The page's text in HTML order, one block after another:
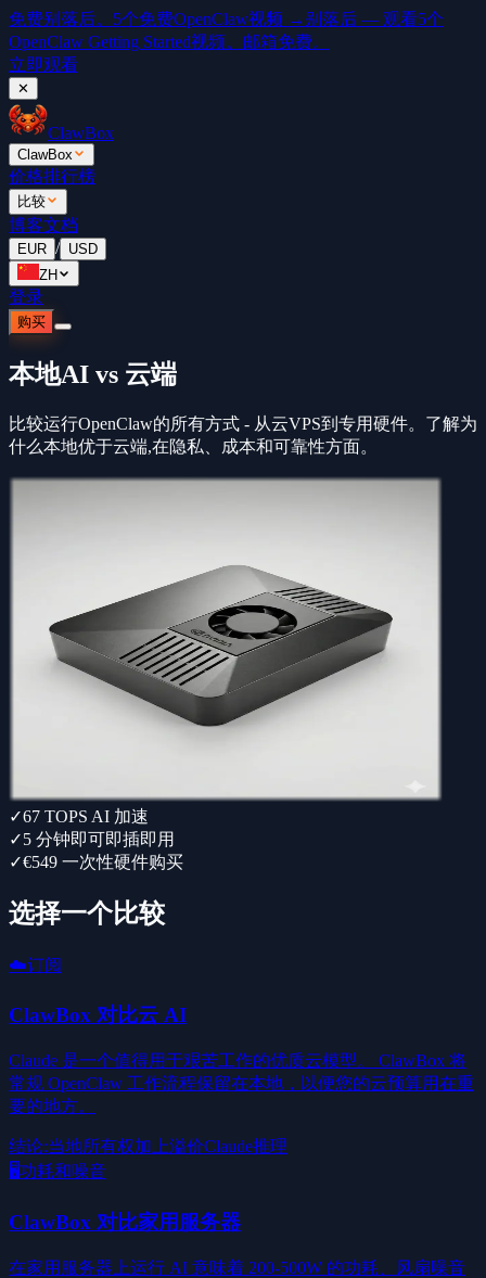
免费别落后。5个免费OpenClaw视频 → 别落后 — 观看5个
OpenClaw Getting Started视频。邮箱免费。
立即观看
✕
ClawBox
ClawBox
价格排行榜
比较
博客文档
EUR / USD
ZH
登录
购买
本地AI vs 云端
比较运行OpenClaw的所有方式 - 从云VPS到专用硬件。了解为
什么本地优于云端,在隐私、成本和可靠性方面。
✓67 TOPS AI 加速
✓5 分钟即可即插即用
✓€549 一次性硬件购买
选择一个比较
☁️订阅
ClawBox 对比云 AI
Claude 是一个值得用于艰苦工作的优质云模型。 ClawBox 将
常规 OpenClaw 工作流程保留在本地，以便您的云预算用在重
要的地方。
结论:当地所有权加上溢价Claude推理
🖥️功耗和噪音
ClawBox 对比家用服务器
在家用服务器上运行 AI 意味着 200-500W 的功耗、风扇噪音